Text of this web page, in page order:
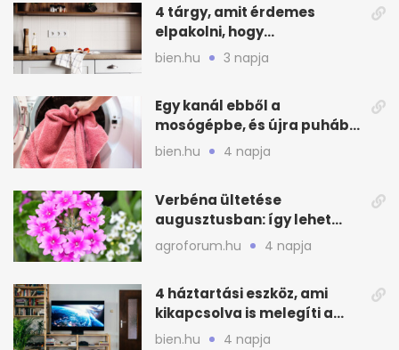
4 tárgy, amit érdemes
elpakolni, hogy
hűvösebbnek tűnjön a lakás
bien.hu 3 napja
Egy kanál ebből a
mosógépbe, és újra puhább
lesz a törölköző
bien.hu 4 napja
Verbéna ültetése
augusztusban: így lehet
még idén virágos a kert
agroforum.hu 4 napja
4 háztartási eszköz, ami
kikapcsolva is melegíti a
lakást
bien.hu 4 napja